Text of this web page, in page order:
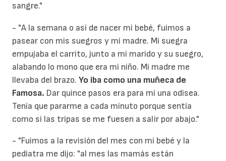
sangre."
- "A la semana o así de nacer mi bebé, fuimos a
pasear con mis suegros y mi madre. Mi suegra
empujaba el carrito, junto a mi marido y su suegro,
alabando lo mono que era mi niño. Mi madre me
llevaba del brazo. Yo iba como una muñeca de
Famosa. Dar quince pasos era para mí una odisea.
Tenía que pararme a cada minuto porque sentía
como si las tripas se me fuesen a salir por abajo."
- "Fuimos a la revisión del mes con mi bebé y la
pediatra me dijo: "al mes las mamás están